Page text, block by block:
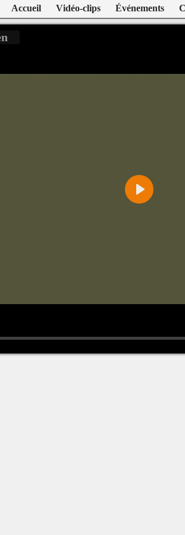
Accueil Vidéo-clips Événements
Play